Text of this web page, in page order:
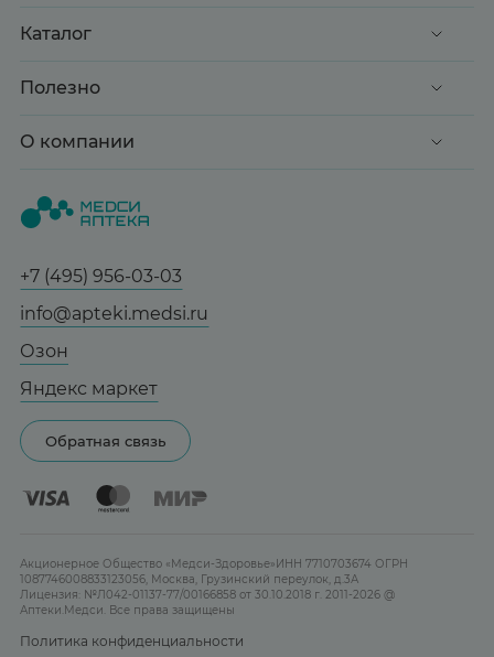
Каталог
Акции
Здоровье
Медицинские товары
Мама и малыш
Тревога и стресс
Здоровый сон
Женская гигиена
Бренды
Полезно
Доставка и оплата
Статьи и новости
Справочник болезней
Гарантии
Сотрудничество
Реклама на сайте
Карта сайта
О компании
Все аптеки
Отзывы
Лицензия
+7 (495) 956-03-03
info@apteki.medsi.ru
Озон
Яндекс маркет
Обратная связь
Акционерное Общество «Медси-Здоровье»ИНН 7710703674 ОГРН
1087746008833123056, Москва, Грузинский переулок, д.3А
Лицензия: №Л042-01137-77/00166858 от 30.10.2018 г. 2011-2026 @
Аптеки.Медси. Все права защищены
Политика конфиденциальности